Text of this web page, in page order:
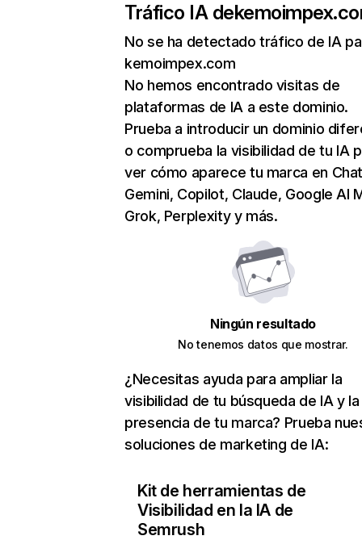
Tráfico IA de
No se ha detectado tráfico de IA
kemoimpex.com
No hemos encontrado visitas de
plataformas de IA a este dominio.
Prueba a introducir un dominio
o comprueba la visibilidad de tu IA
ver cómo aparece tu marca en
Gemini, Copilot, Claude, Google AI
Grok, Perplexity y más.
Ningún resultado
No tenemos datos que mostrar.
¿Necesitas ayuda para ampliar la
visibilidad de tu búsqueda de IA y la
presencia de tu marca? Prueba
soluciones de marketing de IA:
Kit de herramientas de
Visibilidad en la IA de
Semrush